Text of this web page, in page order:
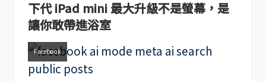
下代 iPad mini 最大升級不是螢幕，是
讓你敢帶進浴室
Facebook